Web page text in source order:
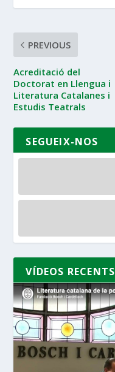
PREVIOUS
Acreditació del
Doctorat en Llengua i
Literatura Catalanes i
Estudis Teatrals
SEGUEIX-NOS
VÍDEOS RECENTS